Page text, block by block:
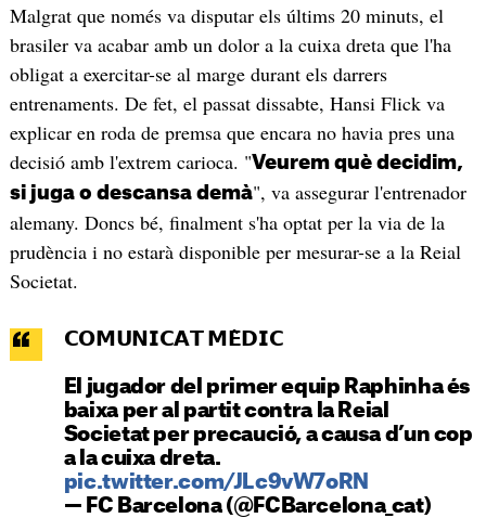
Malgrat que només va disputar els últims 20 minuts, el
brasiler va acabar amb un dolor a la cuixa dreta que l'ha
obligat a exercitar-se al marge durant els darrers
entrenaments. De fet, el passat dissabte, Hansi Flick va
explicar en roda de premsa que encara no havia pres una
decisió amb l'extrem carioca. "Veurem què decidim,
si juga o descansa demà", va assegurar l'entrenador
alemany. Doncs bé, finalment s'ha optat per la via de la
prudència i no estarà disponible per mesurar-se a la Reial
Societat.
𝗖𝗢𝗠𝗨𝗡𝗜𝗖𝗔𝗧 𝗠𝗘̀𝗗𝗜𝗖
El jugador del primer equip Raphinha és
baixa per al partit contra la Reial
Societat per precaució, a causa d’un cop
a la cuixa dreta.
pic.twitter.com/JLc9vW7oRN
— FC Barcelona (@FCBarcelona_cat)